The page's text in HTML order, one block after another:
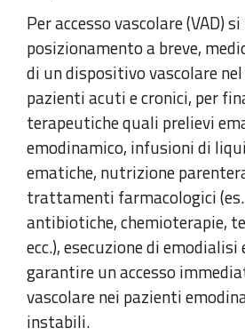
Per accesso vascolare (VAD)
posizionamento a breve,
di un dispositivo vascolare
pazienti acuti e cronici, per
terapeutiche quali prelievi
emodinamico, infusioni di
ematiche, nutrizione
trattamenti farmacologici
antibiotiche, chemioterapie,
ecc.), esecuzione di emodialisi
garantire un accesso
vascolare nei pazienti
instabili.